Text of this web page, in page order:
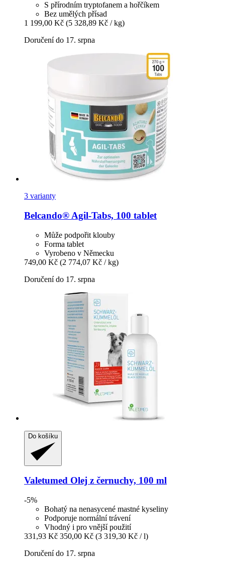
S přírodním tryptofanem a hořčíkem
Bez umělých přísad
1 199,00 Kč (5 328,89 Kč / kg)
Doručení do 17. srpna
3 varianty
Belcando® Agil-​Tabs, 100 tablet
Může podpořit klouby
Forma tablet
Vyrobeno v Německu
749,00 Kč (2 774,07 Kč / kg)
Doručení do 17. srpna
Do košíku
Valetumed Olej z černuchy, 100 ml
-5%
Bohatý na nenasycené mastné kyseliny
Podporuje normální trávení
Vhodný i pro vnější použití
331,93 Kč 350,00 Kč (3 319,30 Kč / l)
Doručení do 17. srpna